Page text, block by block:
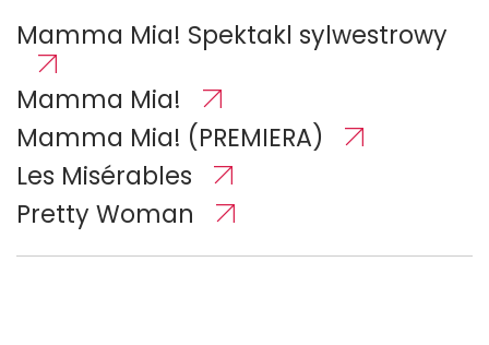
Mamma Mia! Spektakl sylwestrowy
Mamma Mia!
Mamma Mia! (PREMIERA)
Les Misérables
Pretty Woman